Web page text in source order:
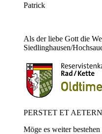
Patrick
Als der liebe Gott die
Siedlinghausen/
PERSTET ET
Möge es weiter